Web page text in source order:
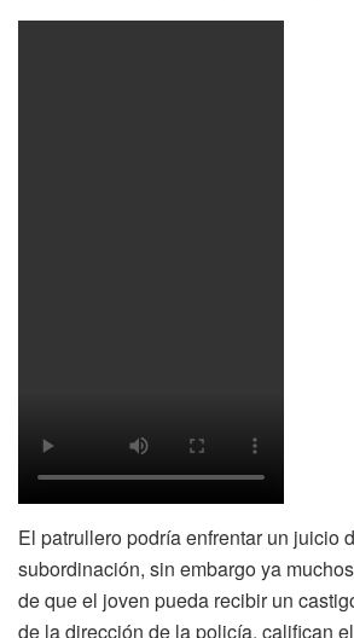
El patrullero podría enfrentar un juicio
subordinación, sin embargo ya
de que el joven pueda recibir un
de la dirección de la policía, califican